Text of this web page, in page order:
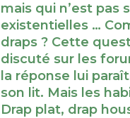
mais qui n’est pas
existentielles …
draps ? Cette
discuté sur les
la réponse lui
son lit. Mais les
Drap plat, drap